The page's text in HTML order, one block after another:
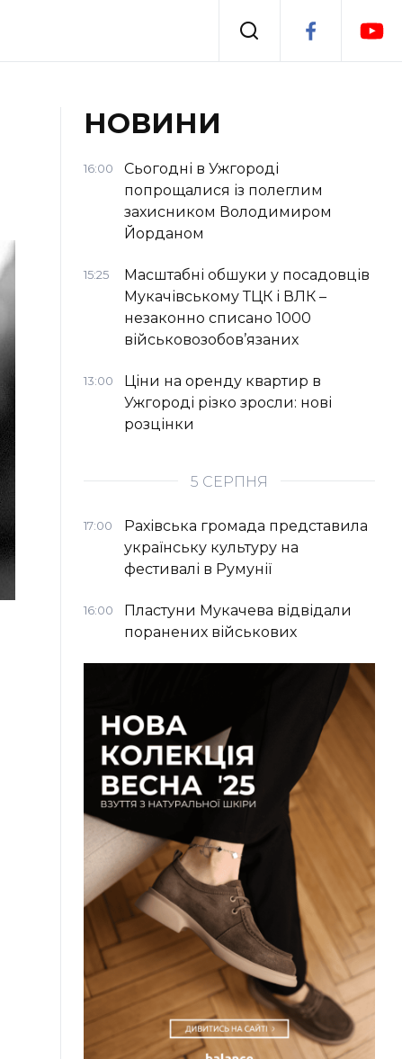
Події
НОВИНИ
16:00
Сьогодні в Ужгороді
попрощалися із полеглим
захисником Володимиром
Йорданом
15:25
Масштабні обшуки у посадовців
Мукачівському ТЦК і ВЛК –
незаконно списано 1000
військовозобов’язаних
13:00
Ціни на оренду квартир в
Ужгороді різко зросли: нові
розцінки
5 СЕРПНЯ
17:00
Рахівська громада представила
українську культуру на
фестивалі в Румунії
16:00
Пластуни Мукачева відвідали
поранених військових